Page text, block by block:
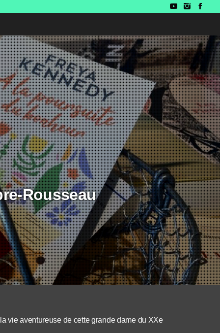
Rousseau
vie aventureuse de cette grande dame du XXe